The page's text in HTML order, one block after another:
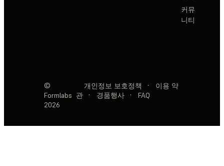
커뮤
니티
©
Formlabs
2026
개인정보 보호정책 ·
이용 약
관
· 경품행사 · FAQ